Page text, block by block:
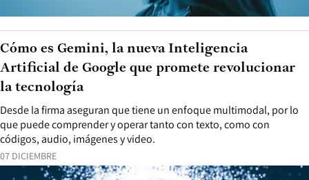
07 DICIEMBRE
Desde la firma aseguran que tiene un enfoque multimodal, por lo
que puede comprender y operar tanto con texto, como con
códigos, audio, imágenes y video.
Cómo es Gemini, la nueva Inteligencia
Artificial de Google que promete revolucionar
la tecnología